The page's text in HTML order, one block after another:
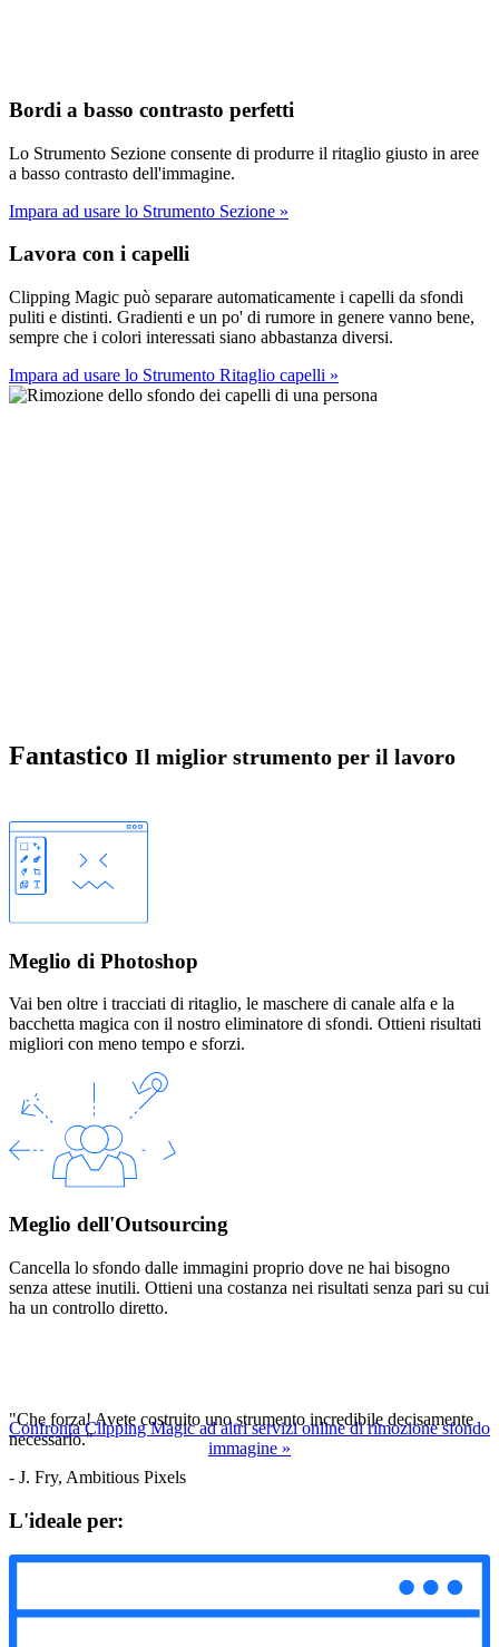
Bordi a basso contrasto perfetti
Lo Strumento Sezione consente di produrre il ritaglio giusto in aree
a basso contrasto dell'immagine.
Impara ad usare lo Strumento Sezione »
Lavora con i capelli
Clipping Magic può separare automaticamente i capelli da sfondi
puliti e distinti. Gradienti e un po' di rumore in genere vanno bene,
sempre che i colori interessati siano abbastanza diversi.
Impara ad usare lo Strumento Ritaglio capelli »
Fantastico Il miglior strumento per il lavoro
Meglio di Photoshop
Vai ben oltre i tracciati di ritaglio, le maschere di canale alfa e la
bacchetta magica con il nostro eliminatore di sfondi. Ottieni risultati
migliori con meno tempo e sforzi.
Meglio dell'Outsourcing
Cancella lo sfondo dalle immagini proprio dove ne hai bisogno
senza attese inutili. Ottieni una costanza nei risultati senza pari su cui
ha un controllo diretto.
Confronta Clipping Magic ad altri servizi online di rimozione sfondo
immagine »
"Che forza! Avete costruito uno strumento incredibile decisamente
necessario."
- J. Fry, Ambitious Pixels
L'ideale per: